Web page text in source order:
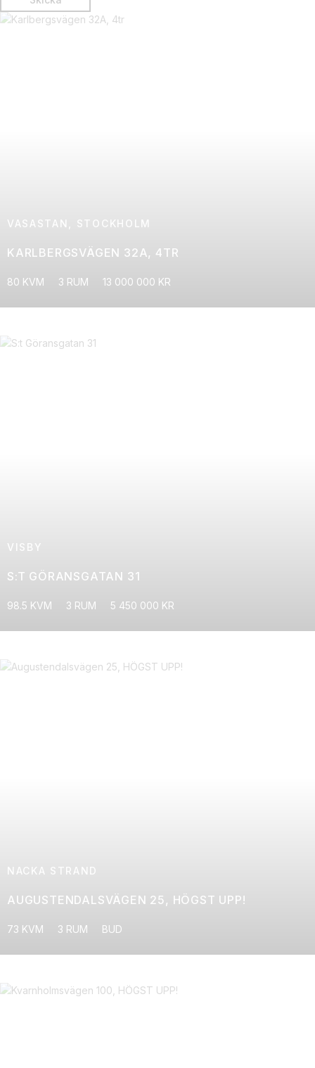
VASASTAN, STOCKHOLM
KARLBERGSVÄGEN 32A, 4TR
80 KVM 3 RUM 13 000 000 KR
VISBY
S:T GÖRANSGATAN 31
98.5 KVM 3 RUM 5 450 000 KR
NACKA STRAND
AUGUSTENDALSVÄGEN 25, HÖGST UPP!
73 KVM 3 RUM BUD